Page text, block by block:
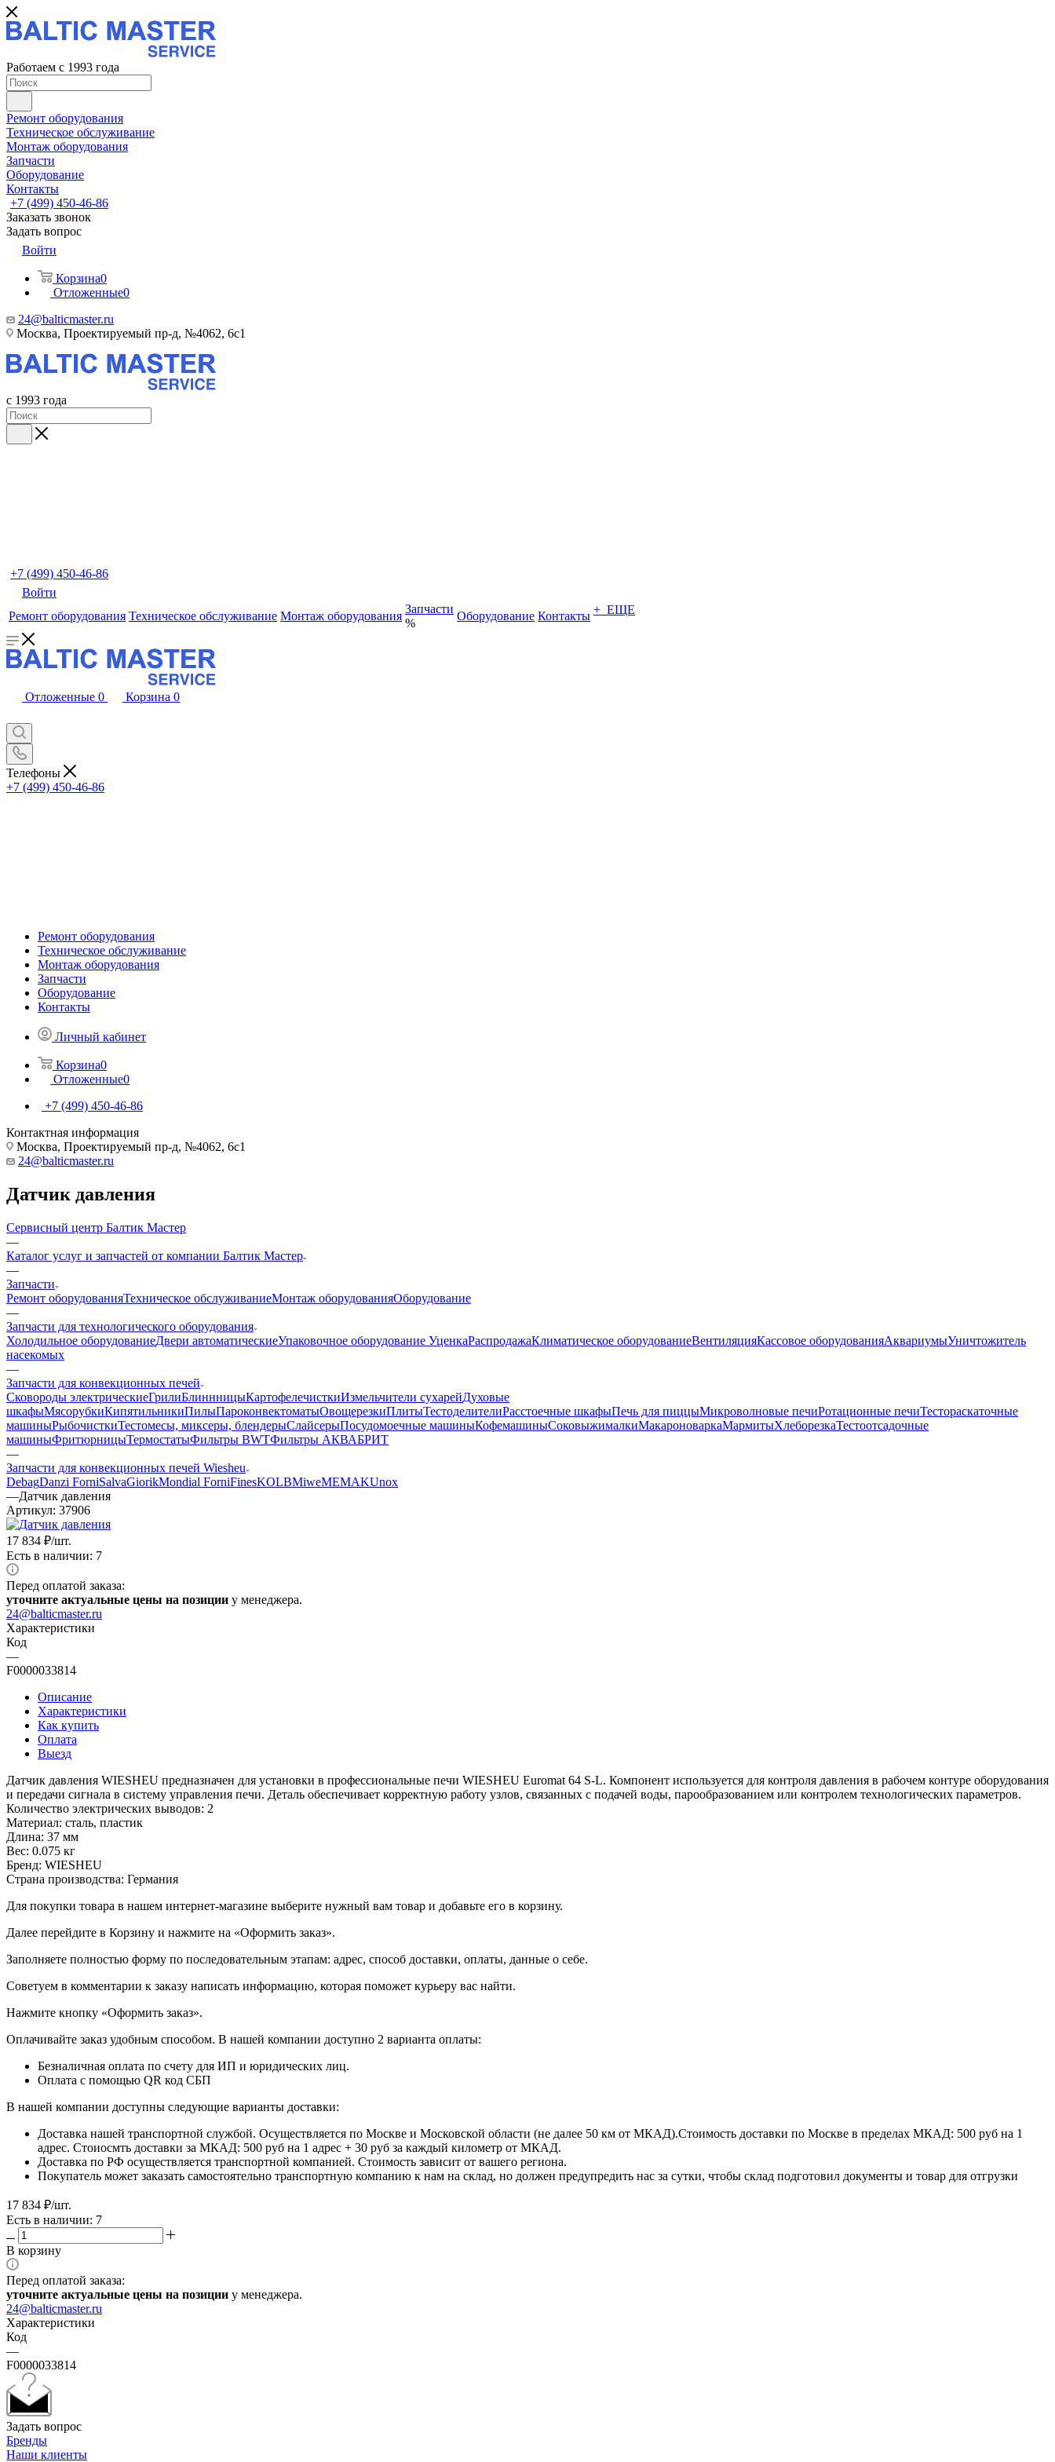
Работаем с 1993 года
Ремонт оборудования
Техническое обслуживание
Монтаж оборудования
Запчасти
Оборудование
Контакты
+7 (499) 450-46-86
Заказать звонок
Задать вопрос
Войти
Корзина0
Отложенные0
24@balticmaster.ru
Москва, Проектируемый пр-д, №4062, 6с1
с 1993 года
+7 (499) 450-46-86
Войти
Ремонт оборудования Техническое обслуживание Монтаж оборудования
Запчасти
%
Оборудование Контакты + ЕЩЕ
Отложенные 0 Корзина 0
Телефоны
+7 (499) 450-46-86
Ремонт оборудования
Техническое обслуживание
Монтаж оборудования
Запчасти
Оборудование
Контакты
Личный кабинет
Корзина0
Отложенные0
+7 (499) 450-46-86
Контактная информация
Москва, Проектируемый пр-д, №4062, 6с1
24@balticmaster.ru
Датчик давления
Сервисный центр Балтик Мастер
—
Каталог услуг и запчастей от компании Балтик Мастер
—
Запчасти
Ремонт оборудованияТехническое обслуживаниеМонтаж оборудованияОборудование
—
Запчасти для технологического оборудования
Холодильное оборудованиеДвери автоматическиеУпаковочное оборудование УценкаРаспродажаКлиматическое оборудованиеВентиляцияКассовое оборудованияАквариумыУничтожитель
насекомых
—
Запчасти для конвекционных печей
Cковороды электрическиеГрилиБлиннницыКартофелечисткиИзмельчители сухарейДуховые
шкафыМясорубкиКипятильникиПилыПароконвектоматыОвощерезкиПлитыТестоделителиРасстоечные шкафыПечь для пиццыМикроволновые печиРотационные печиТестораскаточные
машиныРыбочисткиТестомесы, миксеры, блендерыСлайсерыПосудомоечные машиныКофемашиныСоковыжималкиМакароноваркаМармитыХлеборезкаТестоотсадочные
машиныФритюрницыТермостатыФильтры BWTФильтры АКВАБРИТ
—
Запчасти для конвекционных печей Wiesheu
DebagDanzi ForniSalvaGiorikMondial ForniFinesKOLBMiweMEMAKUnox
—Датчик давления
Артикул: 37906
17 834 ₽/шт.
Есть в наличии: 7
Перед оплатой заказа:
уточните актуальные цены на позиции у менеджера.
24@balticmaster.ru
Характеристики
Код
—
F0000033814
Описание
Характеристики
Как купить
Оплата
Выезд
Датчик давления WIESHEU предназначен для установки в профессиональные печи WIESHEU Euromat 64 S-L. Компонент используется для контроля давления в рабочем контуре оборудования
и передачи сигнала в систему управления печи. Деталь обеспечивает корректную работу узлов, связанных с подачей воды, парообразованием или контролем технологических параметров.
Количество электрических выводов: 2
Материал: сталь, пластик
Длина: 37 мм
Вес: 0.075 кг
Бренд: WIESHEU
Страна производства: Германия
Для покупки товара в нашем интернет-магазине выберите нужный вам товар и добавьте его в корзину.
Далее перейдите в Корзину и нажмите на «Оформить заказ».
​​​​​​​Заполняете полностью форму по последовательным этапам: адрес, способ доставки, оплаты, данные о себе.
​​​​​​​Советуем в комментарии к заказу написать информацию, которая поможет курьеру вас найти.
​​​​​​​Нажмите кнопку «Оформить заказ».
Оплачивайте заказ удобным способом. В нашей компании доступно 2 варианта оплаты:
Безналичная оплата по счету для ИП и юридических лиц.
Оплата с помощью QR код СБП
В нашей компании доступны следующие варианты доставки:
Доставка нашей транспортной службой. Осуществляется по Москве и Московской области (не далее 50 км от МКАД).Стоимость доставки по Москве в пределах МКАД: 500 руб на 1
адрес. Стоиосмть доставки за МКАД: 500 руб на 1 адрес + 30 руб за каждый километр от МКАД.
Доставка по РФ осуществляется транспортной компанией. Стоимость зависит от вашего региона.
Покупатель может заказать самостоятельно транспортную компанию к нам на склад, но должен предупредить нас за сутки, чтобы склад подготовил документы и товар для отгрузки
17 834 ₽/шт.
Есть в наличии: 7
В корзину
Перед оплатой заказа:
уточните актуальные цены на позиции у менеджера.
24@balticmaster.ru
Характеристики
Код
—
F0000033814
Задать вопрос
Бренды
Наши клиенты